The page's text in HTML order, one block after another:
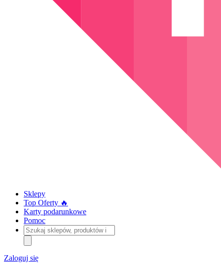
Sklepy
Top Oferty 🔥
Karty podarunkowe
Pomoc
Szukaj
sklepów,
produktów
i
kategorii
Zaloguj się